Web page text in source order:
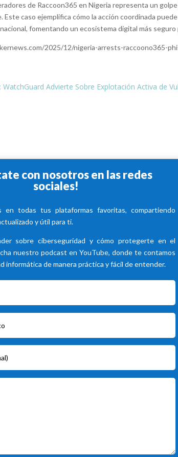
de Raccoon365 en Nigeria representa un
Este caso ejemplifica cómo la acción coordinada
fomentando un ecosistema digital más seguro
2025/12/nigeria-arrests-raccoono365-
WatchGuard Advierte Sobre Explotación Activa de
con nosotros en las redes
sociales!
en todas tus plataformas favoritas, compartiendo
y útil para ti.
sobre ciberseguridad y cómo protegerte en el
nuestro podcast en YouTube, donde te contamos
informática de manera práctica y fácil de entender.